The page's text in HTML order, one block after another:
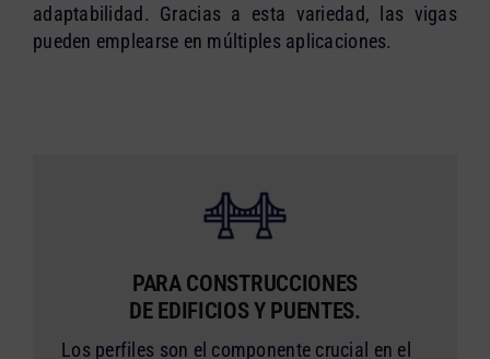
adaptabilidad. Gracias a esta variedad, las vigas
pueden emplearse en múltiples aplicaciones.
PARA CONSTRUCCIONES
DE EDIFICIOS Y PUENTES.
Los perfiles son el componente crucial en el